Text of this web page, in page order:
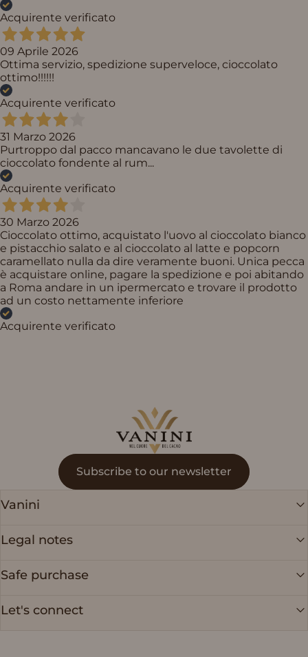
Acquirente verificato
09 Aprile 2026
Ottima servizio, spedizione superveloce, cioccolato
ottimo!!!!!!
Acquirente verificato
31 Marzo 2026
Purtroppo dal pacco mancavano le due tavolette di
cioccolato fondente al rum...
Acquirente verificato
30 Marzo 2026
Cioccolato ottimo, acquistato l'uovo al cioccolato bianco
e pistacchio salato e al cioccolato al latte e popcorn
caramellato nulla da dire veramente buoni. Unica pecca
è acquistare online, pagare la spedizione e poi abitando
a Roma andare in un ipermercato e trovare il prodotto
ad un costo nettamente inferiore
Acquirente verificato
Vanini
Subscribe to our newsletter
Vanini
Legal notes
Safe purchase
Let's connect